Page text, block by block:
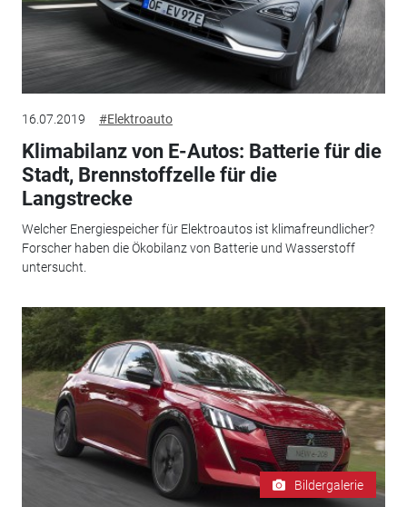
16.07.2019 #Elektroauto
Klimabilanz von E-Autos: Batterie für die
Stadt, Brennstoffzelle für die
Langstrecke
Welcher Energiespeicher für Elektroautos ist klimafreundlicher?
Forscher haben die Ökobilanz von Batterie und Wasserstoff
untersucht.
Bildergalerie